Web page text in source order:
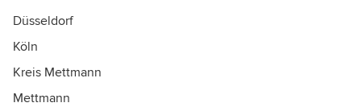
Lichtplaner
Feng Shui- Berater
Düsseldorf
Köln
Kreis Mettmann
Mettmann